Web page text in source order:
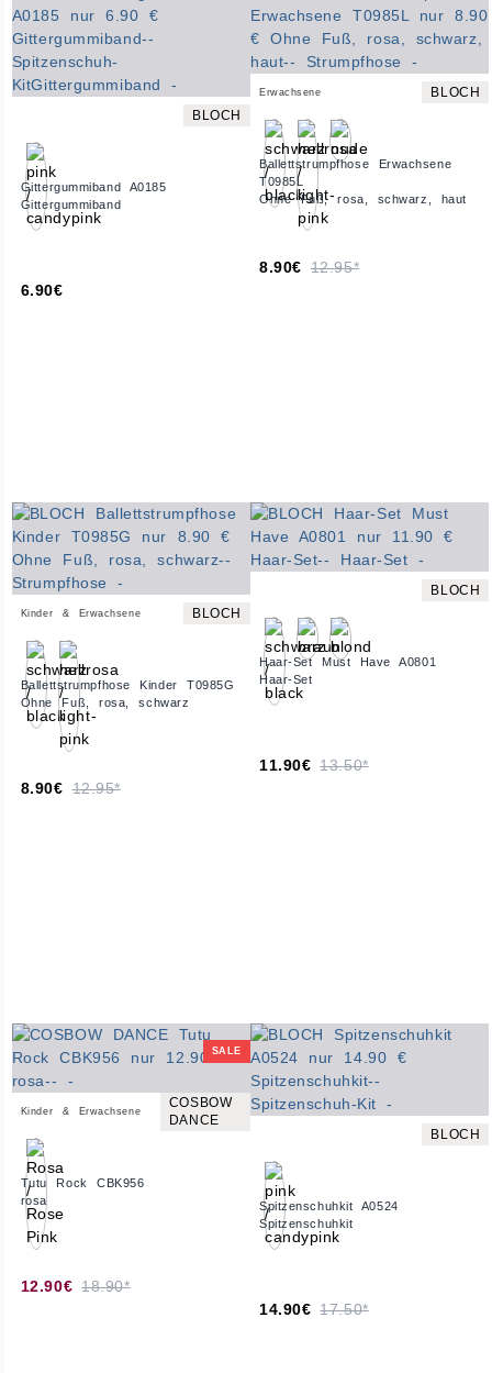
BLOCH
Gittergummiband A0185
Gittergummiband
6.90€
Erwachsene BLOCH
Ballettstrumpfhose Erwachsene
T0985L
Ohne Fuß, rosa, schwarz, haut
8.90€ 12.95*
Kinder & Erwachsene BLOCH
Ballettstrumpfhose Kinder T0985G
Ohne Fuß, rosa, schwarz
8.90€ 12.95*
BLOCH
Haar-Set Must Have A0801
Haar-Set
11.90€ 13.50*
SALE
Kinder & Erwachsene
COSBOW
DANCE
Tutu Rock CBK956
rosa
12.90€ 18.90*
BLOCH
Spitzenschuhkit A0524
Spitzenschuhkit
14.90€ 17.50*